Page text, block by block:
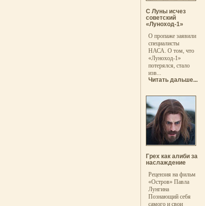
С Луны исчез
советский
«Луноход-1»
О пропаже заявили
специалисты
НАСА. О том, что
«Луноход-1»
потерялся, стало
изв...
Читать дальше...
Грех как алиби за
наслаждение
Рецензия на фильм
«Остров» Павла
Лунгина
Познающий себя
самого и свои